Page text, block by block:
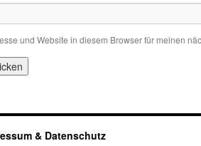
und Website in diesem Browser für meinen
& Datenschutz